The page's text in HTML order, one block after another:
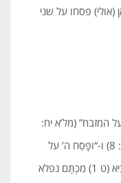
פסחו על שני
המזבח” (מל’א יח:
26), הפִּסְחים “שְׂנוּאי-נפש דוד” (שמוּ”ב ה: 8) ו-“ופָּסַח ה’ על
הפתח” (שמות יב: 23) !!! עמוס הנביא מביא (ט 1) מִכְתָּם נפלא